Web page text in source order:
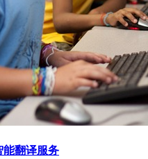
能翻译服务